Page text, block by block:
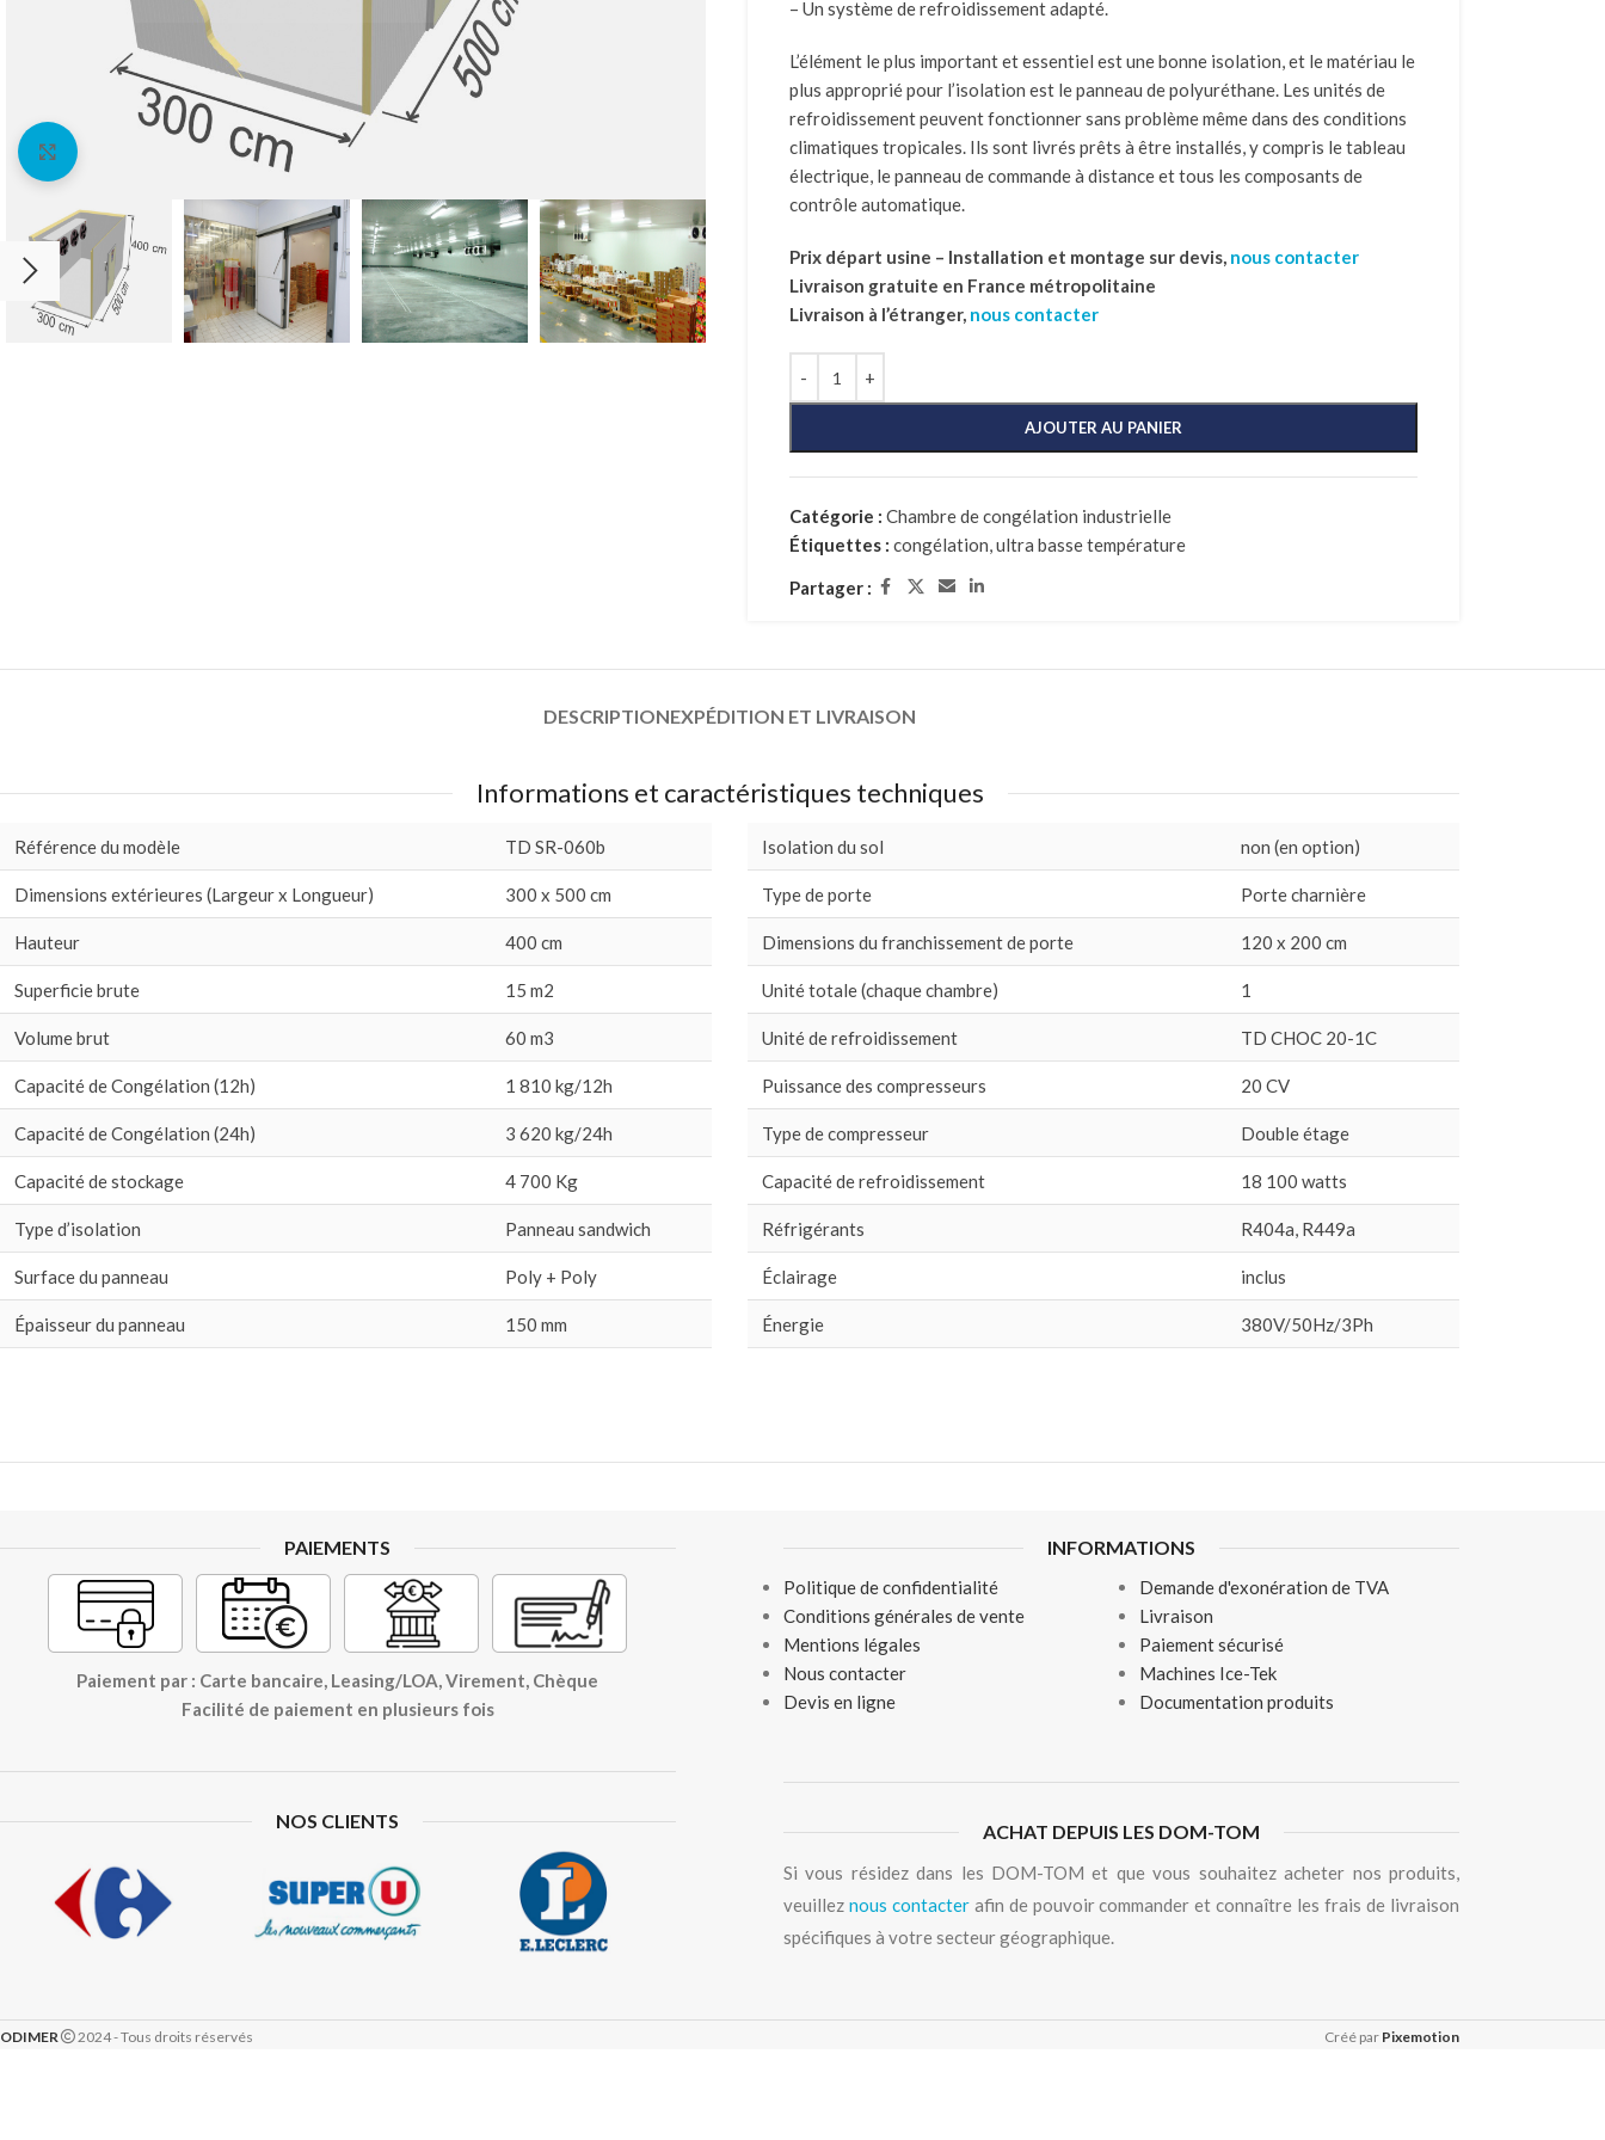
– Un système de refroidissement adapté.
L’élément le plus important et essentiel est une bonne isolation, et le matériau le
plus approprié pour l’isolation est le panneau de polyuréthane. Les unités de
refroidissement peuvent fonctionner sans problème même dans des conditions
climatiques tropicales. Ils sont livrés prêts à être installés, y compris le tableau
électrique, le panneau de commande à distance et tous les composants de
contrôle automatique.
Prix départ usine – Installation et montage sur devis, nous contacter
Livraison gratuite en France métropolitaine
Livraison à l’étranger, nous contacter
AJOUTER AU PANIER
Catégorie : Chambre de congélation industrielle
Étiquettes : congélation,ultra basse température
Partager :
DESCRIPTIONEXPÉDITION ET LIVRAISON
Informations et caractéristiques techniques
Référence du modèle TD SR-060b
Dimensions extérieures (Largeur x Longueur) 300 x 500 cm
Hauteur 400 cm
Superficie brute 15 m2
Volume brut 60 m3
Capacité de Congélation (12h) 1 810 kg/12h
Capacité de Congélation (24h) 3 620 kg/24h
Capacité de stockage 4 700 Kg
Type d’isolation Panneau sandwich
Surface du panneau Poly + Poly
Épaisseur du panneau 150 mm
Isolation du sol non (en option)
Type de porte Porte charnière
Dimensions du franchissement de porte 120 x 200 cm
Unité totale (chaque chambre) 1
Unité de refroidissement TD CHOC 20-1C
Puissance des compresseurs 20 CV
Type de compresseur Double étage
Capacité de refroidissement 18 100 watts
Réfrigérants R404a, R449a
Éclairage inclus
Énergie 380V/50Hz/3Ph
PAIEMENTS
Paiement par : Carte bancaire, Leasing/LOA, Virement, Chèque
Facilité de paiement en plusieurs fois
NOS CLIENTS
INFORMATIONS
Politique de confidentialité
Conditions générales de vente
Mentions légales
Nous contacter
Devis en ligne
Demande d'exonération de TVA
Livraison
Paiement sécurisé
Machines Ice-Tek
Documentation produits
ACHAT DEPUIS LES DOM-TOM
Si vous résidez dans les DOM-TOM et que vous souhaitez acheter nos produits,
veuillez nous contacterafin de pouvoir commander et connaître les frais de livraison
spécifiques à votre secteur géographique.
ODIMER 2024 - Tous droits réservés Créé par Pixemotion